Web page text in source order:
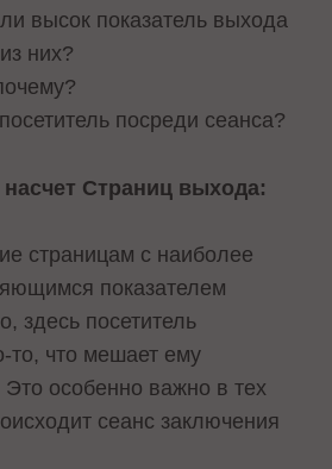
высок показатель выхода
них?
посреди сеанса?
Страниц выхода:
страницам с наиболее
показателем
здесь посетитель
то, что мешает ему
Это особенно важно в тех
сеанс заключения